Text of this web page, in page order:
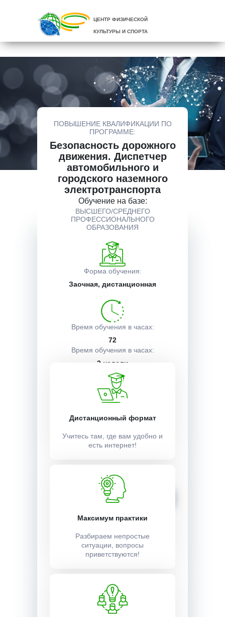
ЦЕНТР ФИЗИЧЕСКОЙ
КУЛЬТУРЫ И СПОРТА
ПОВЫШЕНИЕ КВАЛИФИКАЦИИ ПО
ПРОГРАММЕ:
Безопасность дорожного
движения. Диспетчер
автомобильного и
городского наземного
электротранспорта
Обучение на базе:
ВЫСШЕГО/СРЕДНЕГО
ПРОФЕССИОНАЛЬНОГО
ОБРАЗОВАНИЯ
Форма обучения:
Заочная, дистанционная
Время обучения в часах:
72
Время обучения в часах:
2 недели
Получить
Записаться
Описание курса
Получаемые документы
Условия поступления
Дистанционный формат
Учитесь там, где вам удобно и
есть интернет!
Максимум практики
Разбираем непростые
ситуации, вопросы
приветствуются!